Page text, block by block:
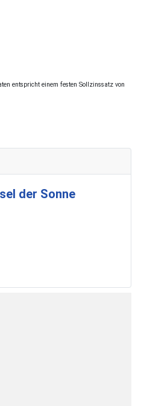
entspricht einem festen Sollzinssatz von
der Sonne